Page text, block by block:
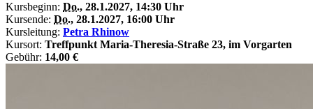
Kursbeginn: Do., 28.1.2027, 14:30 Uhr
Kursende: Do., 28.1.2027, 16:00 Uhr
Kursleitung: Petra Rhinow
Kursort: Treffpunkt Maria-Theresia-Straße 23, im Vorgarten
Gebühr: 14,00 €